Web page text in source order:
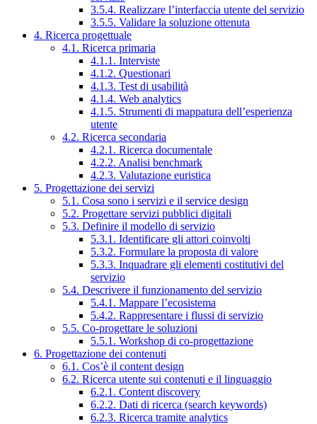
3.5.4. Realizzare l’interfaccia utente del servizio
3.5.5. Validare la soluzione ottenuta
4. Ricerca progettuale
4.1. Ricerca primaria
4.1.1. Interviste
4.1.2. Questionari
4.1.3. Test di usabilità
4.1.4. Web analytics
4.1.5. Strumenti di mappatura dell’esperienza
utente
4.2. Ricerca secondaria
4.2.1. Ricerca documentale
4.2.2. Analisi benchmark
4.2.3. Valutazione euristica
5. Progettazione dei servizi
5.1. Cosa sono i servizi e il service design
5.2. Progettare servizi pubblici digitali
5.3. Definire il modello di servizio
5.3.1. Identificare gli attori coinvolti
5.3.2. Formulare la proposta di valore
5.3.3. Inquadrare gli elementi costitutivi del
servizio
5.4. Descrivere il funzionamento del servizio
5.4.1. Mappare l’ecosistema
5.4.2. Rappresentare i flussi di servizio
5.5. Co-progettare le soluzioni
5.5.1. Workshop di co-progettazione
6. Progettazione dei contenuti
6.1. Cos’è il content design
6.2. Ricerca utente sui contenuti e il linguaggio
6.2.1. Content discovery
6.2.2. Dati di ricerca (search keywords)
6.2.3. Ricerca tramite analytics